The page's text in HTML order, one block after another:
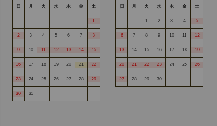
日 月 火 水 木 金 土
1
2 3 4 5 6 7 8
9 10 11 12 13 14 15
16 17 18 19 20 21 22
23 24 25 26 27 28 29
30 31
日 月 火 水 木 金 土
1 2 3 4 5
6 7 8 9 10 11 12
13 14 15 16 17 18 19
20 21 22 23 24 25 26
27 28 29 30